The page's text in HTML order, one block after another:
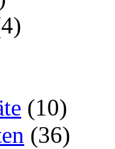
(10)
(36)